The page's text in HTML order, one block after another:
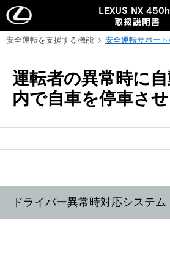
LEXUS NX
取扱説明書
安全運転を支援する機能 安全運転サポート
運転者の異常時に
内で自車を停車さ
ドライバー異常時対応システム